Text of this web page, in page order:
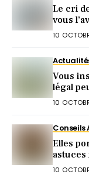
Le cri
vous
10
Vous
légal
10
Conseils
Elles
pondoir
10